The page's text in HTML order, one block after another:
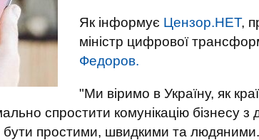
Як інформує Цензор.НЕТ,
міністр цифрової
Федоров.
"Ми віримо в Україну, як
спростити комунікацію бізнесу з
простими, швидкими та